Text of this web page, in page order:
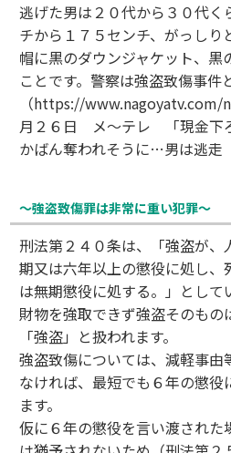
逃げた男は２０代から３０代く
チから１７５センチ、がっしり
帽に黒のダウンジャケット、黒
ことです。警察は強盗致傷事件
（https://
月２６日 メ～テレ 「現金下
かばん奪われそうに…男は逃走
～強盗致傷罪は非常に重い犯罪～
刑法第２４０条は、「強盗が
期又は六年以上の懲役に処し、
は無期懲役に処する。」として
財物を強取できず強盗そのもの
「強盗」と扱われます。
強盗致傷については、減軽事由
なければ、最短でも６年の懲役
ます。
仮に６年の懲役を言い渡され